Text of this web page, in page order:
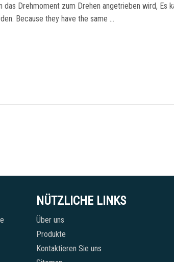
das Drehmoment zum Drehen angetrieben wird, Es
Because they have the same …
NÜTZLICHE LINKS
Über uns
Produkte
Kontaktieren Sie uns